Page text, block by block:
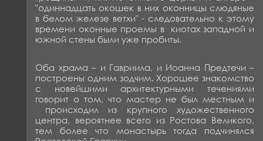
"одиннадцать окошек в них оконницы слюдяные
в белом железе ветхи" - следовательно к этому
времени оконные проемы в киотах западной и
южной стены были уже пробиты.
Оба храма – и Гавриила, и Иоанна Предтечи –
построены одним зодчим. Хорошее знакомство
с новейшими архитектурными течениями
говорит о том, что мастер не был местным и
происходил из крупного художественного
центра, вероятнее всего из Ростова Великого,
тем более что монастырь тогда подчинялся